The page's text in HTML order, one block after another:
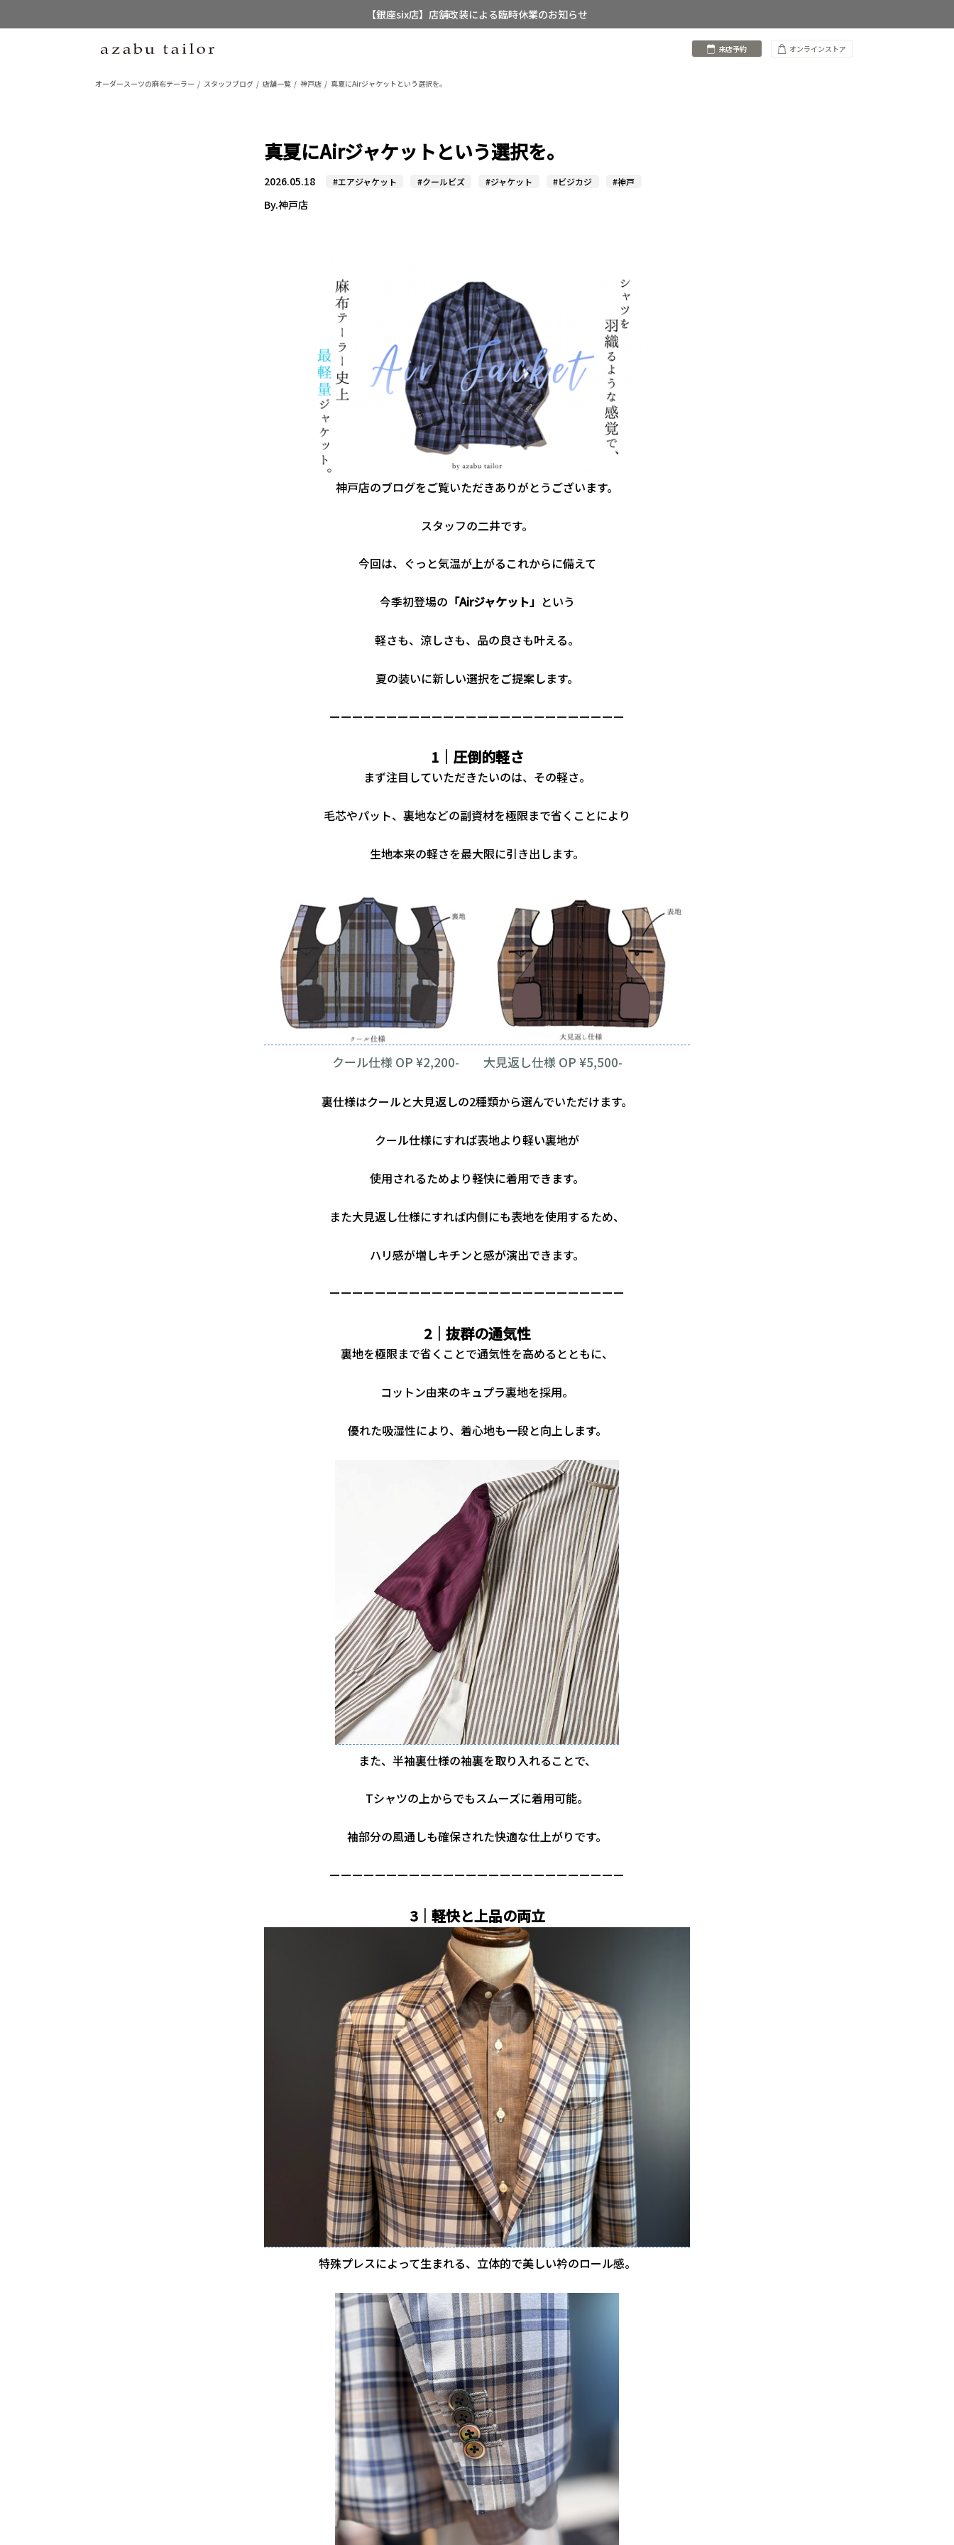
【銀座six店】店舗改装による臨時休業のお知らせ
来店予約 オンラインストア
オーダースーツの麻布テーラー スタッフブログ 店舗一覧 神戸店 真夏にAirジャケットという選択を。
真夏にAirジャケットという選択を。
2026.05.18 #エアジャケット #クールビズ #ジャケット #ビジカジ #神戸
By.神戸店
神戸店のブログをご覧いただきありがとうございます。
スタッフの二井です。
今回は、ぐっと気温が上がるこれからに備えて
今季初登場の 「Airジャケット」 という
軽さも、涼しさも、品の良さも叶える。
夏の装いに新しい選択をご提案します。
ーーーーーーーーーーーーーーーーーーーーーーーーーー
1｜圧倒的軽さ
まず注目していただきたいのは、その軽さ。
毛芯やパット、裏地などの副資材を極限まで省くことにより
生地本来の軽さを最大限に引き出します。
クール仕様 OP ¥2,200- 大見返し仕様 OP ¥5,500-
裏仕様はクールと大見返しの2種類から選んでいただけます。
クール仕様にすれば表地より軽い裏地が
使用されるためより軽快に着用できます。
また大見返し仕様にすれば内側にも表地を使用するため、
ハリ感が増しキチンと感が演出できます。
ーーーーーーーーーーーーーーーーーーーーーーーーーー
2｜抜群の通気性
裏地を極限まで省くことで通気性を高めるとともに、
コットン由来のキュプラ裏地を採用。
優れた吸湿性により、着心地も一段と向上します。
また、半袖裏仕様の袖裏を取り入れることで、
Tシャツの上からでもスムーズに着用可能。
袖部分の風通しも確保された快適な仕上がりです。
ーーーーーーーーーーーーーーーーーーーーーーーーーー
3｜軽快と上品の両立
特殊プレスによって生まれる、立体的で美しい衿のロール感。